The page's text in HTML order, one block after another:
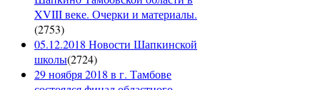
XVIII веке. Очерки и материалы.
(2753)
05.12.2018 Новости Шапкинской
школы(2724)
29 ноября 2018 в г. Тамбове